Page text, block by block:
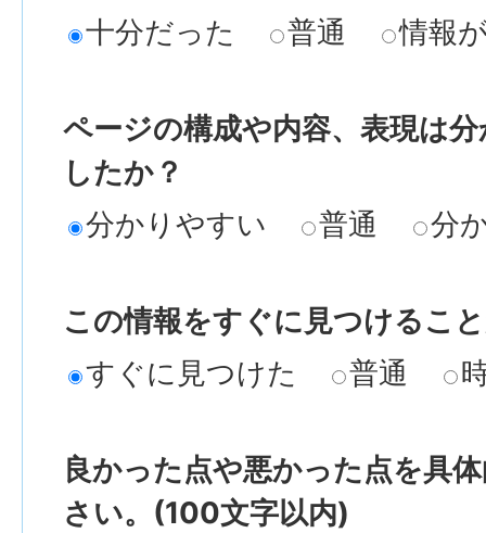
十分だった
普通 情報
ページの構成や内容、表現は
したか？
分かりやすい
普通 分
この情報をすぐに見つけるこ
すぐに見つけた
普通
良かった点や悪かった点を具
さい。(100文字以内)